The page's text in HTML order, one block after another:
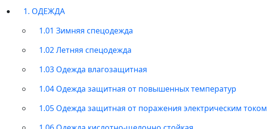
1. ОДЕЖДА
1.01 Зимняя спецодежда
1.02 Летняя спецодежда
1.03 Одежда влагозащитная
1.04 Одежда защитная от повышенных температур
1.05 Одежда защитная от поражения электрическим током